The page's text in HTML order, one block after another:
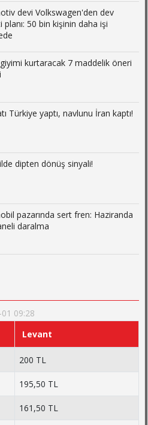
devi Volkswagen'den dev
planı: 50 bin kişinin daha işi
giyimi kurtaracak 7 maddelik öneri
Türkiye yaptı, navlunu İran kaptı!
dipten dönüş sinyali!
pazarında sert fren: Haziranda
daralma
09:28
Levant
200 TL
195,50 TL
161,50 TL